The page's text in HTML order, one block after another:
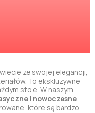
ze swojej elegancji,
To ekskluzywne
stole. W naszym
i nowoczesne.
które są bardzo